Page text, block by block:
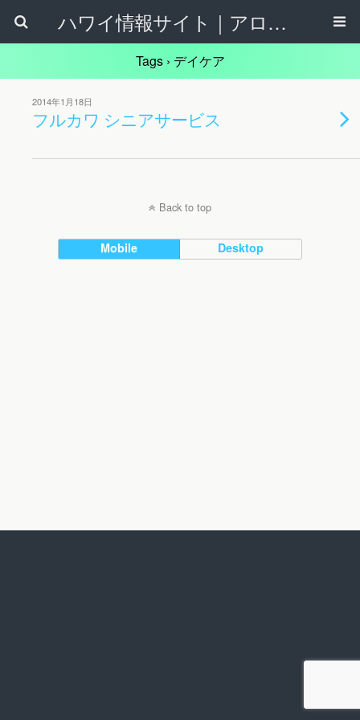
ハワイ情報サイト｜アロハタウンネット
Tags › デイケア
2014年1月18日
フルカワ シニアサービス
Back to top
Mobile Desktop